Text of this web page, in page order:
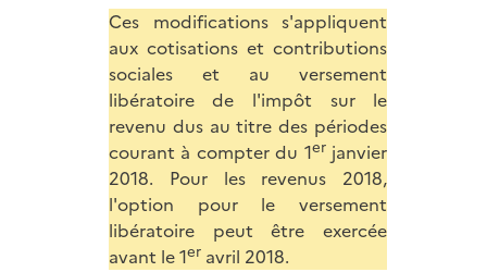
Ces modifications s'appliquent
aux cotisations et contributions
sociales et au versement
libératoire de l'impôt sur le
revenu dus au titre des périodes
courant à compter du 1erjanvier
2018. Pour les revenus 2018,
l'option pour le versement
libératoire peut être exercée
avant le 1eravril 2018.